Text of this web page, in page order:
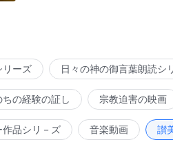
リーズ 日々の神の御言葉朗読シ
ちの経験の証し 宗教迫害の映画
品シリ－ズ 音楽動画 讃